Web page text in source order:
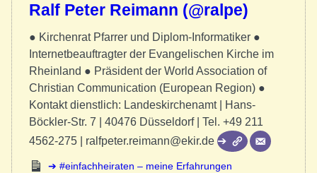
Ralf Peter Reimann (@ralpe)
● Kirchenrat Pfarrer und Diplom-Informatiker ●
Internetbeauftragter der Evangelischen Kirche im
Rheinland ● Präsident der World Association of
Christian Communication (European Region) ●
Kontakt dienstlich: Landeskirchenamt | Hans-
Böckler-Str. 7 | 40476 Düsseldorf | Tel. +49 211
4562-275 | ralfpeter.reimann@ekir.de
#einfachheiraten – meine Erfahrungen